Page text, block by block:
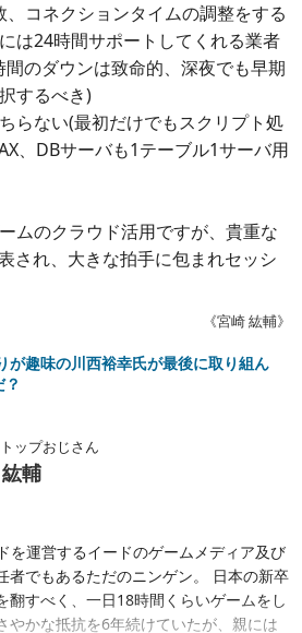
、コネクションタイムの調整をする
は24時間サポートしてくれる業者
のダウンは致命的、深夜でも早期
するべき)
らない(最初だけでもスクリプト処
、DBサーバも1テーブル1サーバ用
ムのクラウド活用ですが、貴重な
され、大きな拍手に包まれセッシ
《宮崎 紘輔》
が趣味の川西裕幸氏が最後に取り組ん
ップおじさん
輔
を運営するイードのゲームメディア及び
者でもあるただのニンゲン。 日本の新卒
翻すべく、一日18時間くらいゲームをし
やかな抵抗を6年続けていたが、親には